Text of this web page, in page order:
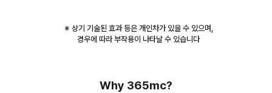
※ 상기 기술된 효과 등은 개인차가 있을 수 있으며,
경우에 따라 부작용이 나타날 수 있습니다
Why 365mc?